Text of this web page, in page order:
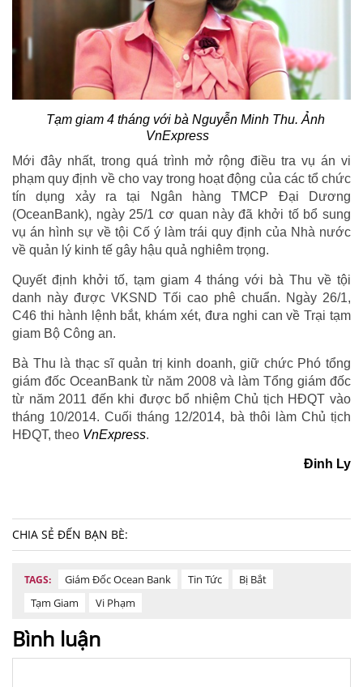
Tạm giam 4 tháng với bà Nguyễn Minh Thu. Ảnh
VnExpress
Mới đây nhất, trong quá trình mở rộng điều tra vụ án vi
phạm quy định về cho vay trong hoạt động của các tổ chức
tín dụng xảy ra tại Ngân hàng TMCP Đại Dương
(OceanBank), ngày 25/1 cơ quan này đã khởi tố bổ sung
vụ án hình sự về tội Cố ý làm trái quy định của Nhà nước
về quản lý kinh tế gây hậu quả nghiêm trọng.
Quyết định khởi tố, tạm giam 4 tháng với bà Thu về tội
danh này được VKSND Tối cao phê chuẩn. Ngày 26/1,
C46 thi hành lệnh bắt, khám xét, đưa nghi can về Trại tạm
giam Bộ Công an.
Bà Thu là thạc sĩ quản trị kinh doanh, giữ chức Phó tổng
giám đốc OceanBank từ năm 2008 và làm Tổng giám đốc
từ năm 2011 đến khi được bổ nhiệm Chủ tịch HĐQT vào
tháng 10/2014. Cuối tháng 12/2014, bà thôi làm Chủ tịch
HĐQT, theo VnExpress.
Đinh Ly
CHIA SẺ ĐẾN BẠN BÈ:
TAGS: Giám Đốc Ocean Bank Tin Tức
Bị Bắt
Tạm Giam
Vi Phạm
Bình luận